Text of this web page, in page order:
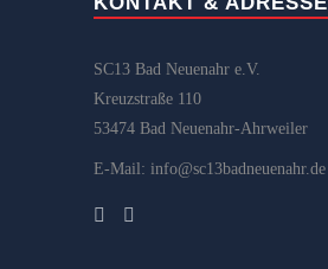
SC13 Bad Neuenahr e.V.
Kreuzstraße 110
53474 Bad Neuenahr-Ahrweiler
E-Mail: info@sc13badneuenahr.de